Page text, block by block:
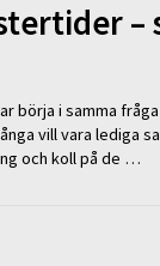
–
börja i samma
vill vara lediga
och koll på de …